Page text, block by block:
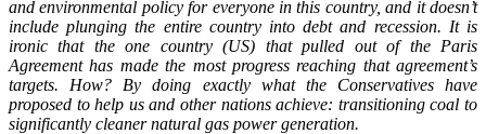
and environmental policy for everyone in this country, and it doesn’t
include plunging the entire country into debt and recession. It is
ironic that the one country (US) that pulled out of the Paris
Agreement has made the most progress reaching that agreement’s
targets. How? By doing exactly what the Conservatives have
proposed to help us and other nations achieve: transitioning coal to
significantly cleaner natural gas power generation.